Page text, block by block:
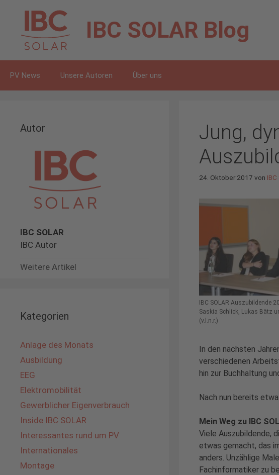
springen
IBC SOLAR Blog
PV News Unsere Autoren Über uns
Jung,
24. Oktober 2017 von IBC
IBC SOLAR Auszubildende
Saskia Schlick, Lukas Bätz
(v.l.n.r.)
In den nächsten
verschiedenen
hin zur Buchhaltung
Nach nun bereits
Mein Weg zu IBC
Viele Auszubildende,
etwas gemacht, das
anders. Unzählige
Fachinformatiker zu
Autor
IBC SOLAR
IBC Autor
Weitere Artikel
Kategorien
Anlage des Monats
Ausbildung
EEG
Elektromobilität
Gewerblicher Eigenverbrauch
Inside IBC SOLAR
Interessantes rund um PV
Internationales
Montage